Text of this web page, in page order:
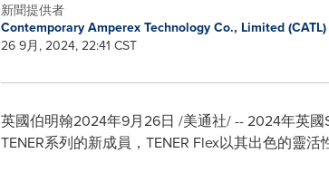
新聞提供者
Contemporary Amperex Technology Co., Limited (CATL)
26 9月, 2024, 22:41 CST
英國伯明翰2024年9月26日 /美通社/ -- 2024年英國
TENER系列的新成員，TENER Flex以其出色的靈